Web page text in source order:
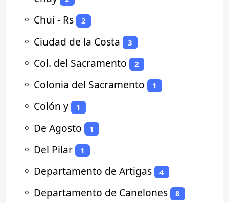
⚬ Chuí - Rs 2
⚬ Ciudad de la Costa 3
⚬ Col. del Sacramento 2
⚬ Colonia del Sacramento 1
⚬ Colón y 1
⚬ De Agosto 1
⚬ Del Pilar 1
⚬ Departamento de Artigas 4
⚬ Departamento de Canelones 8